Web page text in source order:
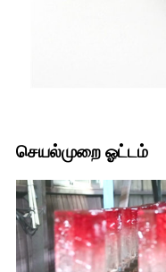
செயல்முறை ஓட்டம்